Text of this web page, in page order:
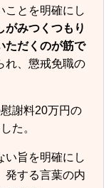
ことを明確にし
がみつくつもり
ただくのが筋で
れ、懲戒免職の
謝料20万円の
た。
い旨を明確にし
発する言葉の内